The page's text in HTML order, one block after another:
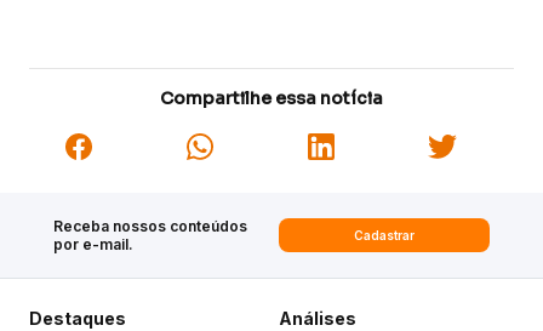
Compartilhe essa notícia
Receba nossos conteúdos
por e-mail.
Cadastrar
Destaques Análises